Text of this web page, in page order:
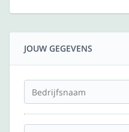
JOUW GEGEVENS